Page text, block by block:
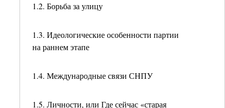
1.2. Борьба за улицу
1.3. Идеологические особенности партии
на раннем этапе
1.4. Международные связи СНПУ
1.5. Личности, или Где сейчас «старая